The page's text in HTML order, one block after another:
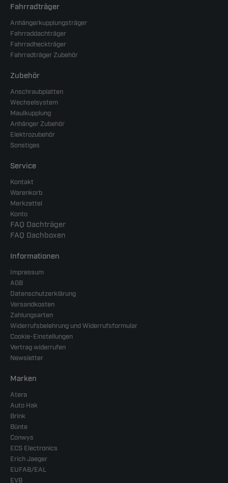
Fahrradträger
Anhängerkupplungsträger
Fahrraddachträger
Fahrradheckträger
Fahrradträger Zubehör
Zubehör
Anschraubplatten
Wechselsystem
Maulkupplung
Anhänger Zubehör
Elektrozubehör
Sonstiges
Service
Kontakt
Warenkorb
Merkzettel
Konto
FAQ Dachträger
FAQ Dachboxen
Informationen
Impressum
AGB
Datenschutzerklärung
Versandkosten
Zahlungsarten
Widerrufsbelehrung und Widerrufsformular
Cookie-Einstellungen
Vertrag widerrufen
Newsletter
Marken
Atera
Auto Hak
Brink
Bünte
Conwys
ECS Electronics
Erich Jaeger
EUFAB/EAL
EVB